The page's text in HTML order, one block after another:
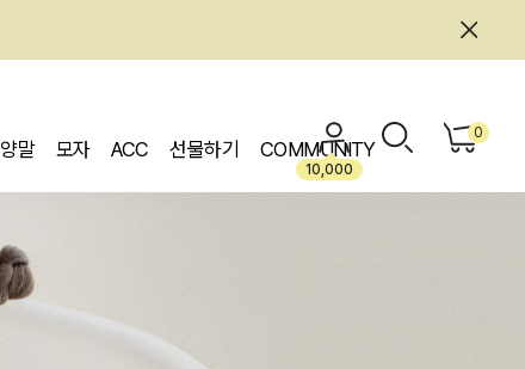
양말 모자 ACC 선물하기 COMMUNITY
10,000
0